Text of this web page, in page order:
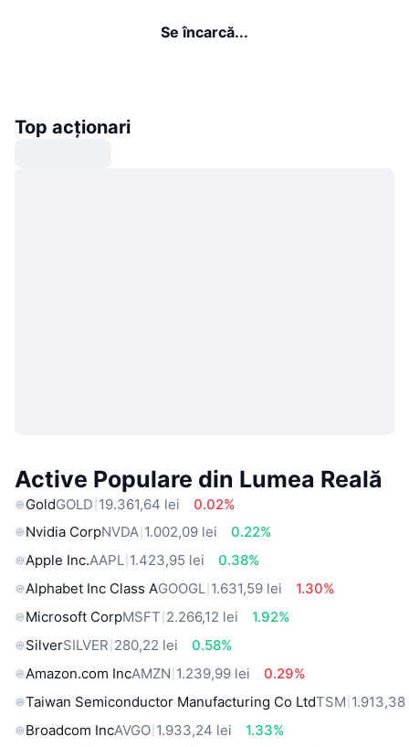
Se încarcă...
Top acționari
Active Populare din Lumea Reală
GoldGOLD 19.361,64 lei
0.02%
Nvidia CorpNVDA 1.002,09 lei
0.22%
Apple Inc.AAPL 1.423,95 lei
0.38%
Alphabet Inc Class AGOOGL 1.631,59 lei
1.30%
Microsoft CorpMSFT 2.266,12 lei
1.92%
SilverSILVER 280,22 lei
0.58%
Amazon.com IncAMZN 1.239,99 lei
0.29%
Taiwan Semiconductor Manufacturing Co LtdTSM
Broadcom IncAVGO 1.933,24 lei
1.33%